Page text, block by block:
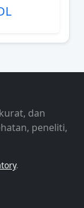
dan
peneliti,
.